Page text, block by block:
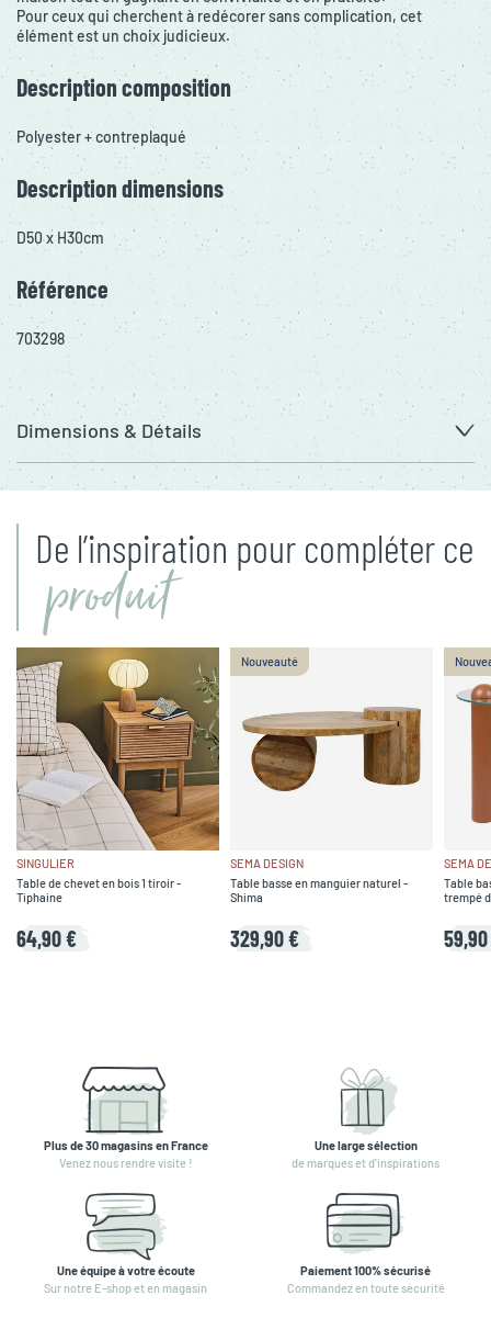
Pour ceux qui cherchent à redécorer sans complication, cet
élément est un choix judicieux.
Description composition
Polyester + contreplaqué
Description dimensions
D50 x H30cm
Référence
703298
Dimensions & Détails
De l’inspiration pour compléter ce
produit
SINGULIER
Table de chevet en bois 1 tiroir -
Tiphaine
64,90 €
Nouveauté
SEMA DESIGN
Table basse en manguier naturel -
Shima
329,90 €
SEMA
Table
trempé
Plus de 30 magasins en France
Venez nous rendre visite !
Une large sélection
de marques et d'inspirations
Une équipe à votre écoute
Sur notre E-shop et en magasin
Paiement 100% sécurisé
Commandez en toute sécurité